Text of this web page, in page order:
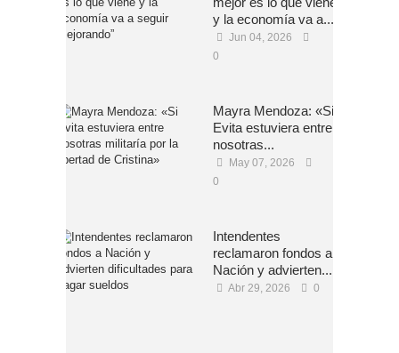
y la economía va a...
Jun 04, 2026
0
Mayra Mendoza: «Si
Evita estuviera entre
nosotras...
May 07, 2026
0
Intendentes
reclamaron fondos a
Nación y advierten...
Abr 29, 2026 0